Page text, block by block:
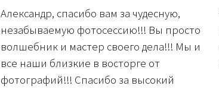
Александр, спасибо вам за чудесную,
незабываемую фотосессию!!! Вы просто
волшебник и мастер своего дела!!! Мы и
все наши близкие в восторге от
фотографий!!! Спасибо за высокий